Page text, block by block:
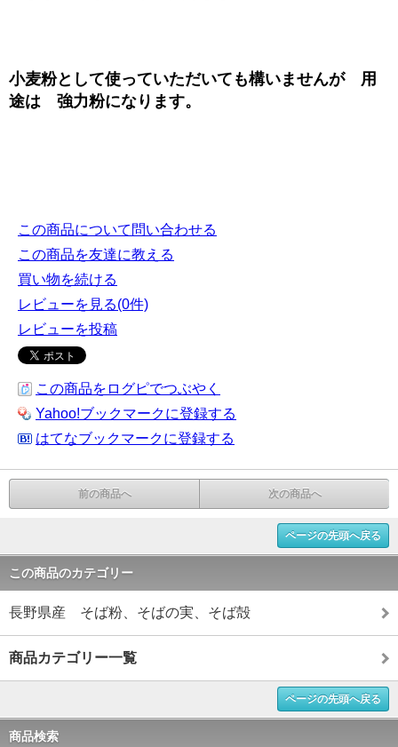
小麦粉として使っていただいても構いませんが 用
途は 強力粉になります。
この商品について問い合わせる
この商品を友達に教える
買い物を続ける
レビューを見る(0件)
レビューを投稿
この商品をログピでつぶやく
Yahoo!ブックマークに登録する
はてなブックマークに登録する
前の商品へ 次の商品へ
ページの先頭へ戻る
この商品のカテゴリー
長野県産 そば粉、そばの実、そば殻
商品カテゴリー一覧
ページの先頭へ戻る
商品検索